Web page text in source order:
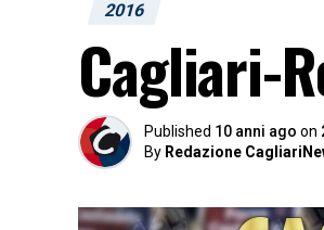
2016
Cagliari-
Published 10 anni ago on
By Redazione